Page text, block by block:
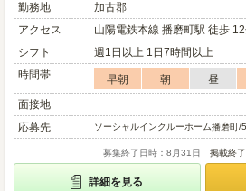
勤務地
加古郡
アクセス
山陽電鉄本線 播磨町駅 徒歩
シフト
週1日以上 1日7時間以上
時間帯
早朝 朝 昼
面接地
応募先
ソーシャルインクルーホーム播磨町/
募集終了日時：8月31日 掲載終
詳細を見る